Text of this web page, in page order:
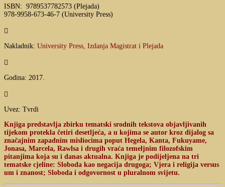
ISBN: 9789537782573 (Plejada)
978-9958-673-46-7 (University Press)

Nakladnik: University Press, Izdanja Magistrat i Plejada

Godina: 2017.

Uvez: Tvrdi
Knjiga predstavlja zbirku tematski srodnih tekstova objavljivanih
tijekom protekla četiri desetljeća, a u kojima se autor kroz dijalog sa
značajnim zapadnim misliocima poput Hegela, Kanta, Fukuyame,
Jonasa, Marcela, Rawlsa i drugih vraća temeljnim filozofskim
pitanjima koja su i danas aktualna. Knjiga je podijeljena na tri
tematske cjeline: Sloboda kao negacija drugoga; Vjera i religija versus
um i znanost; Sloboda i odgovornost u pluralnom svijetu.